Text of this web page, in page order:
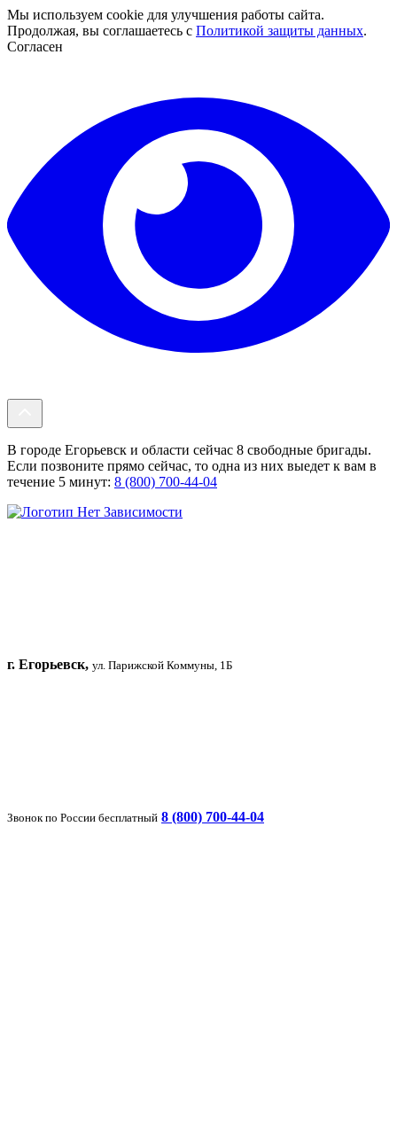
Мы используем cookie для улучшения работы сайта.
Продолжая, вы соглашаетесь с Политикой защиты данных.
Согласен
В городе Егорьевск и области сейчас 8 свободные бригады.
Если позвоните прямо сейчас, то одна из них выедет к вам в
течение 5 минут: 8 (800) 700-44-04
г. Егорьевск, ул. Парижской Коммуны, 1Б
Звонок по России бесплатный 8 (800) 700-44-04